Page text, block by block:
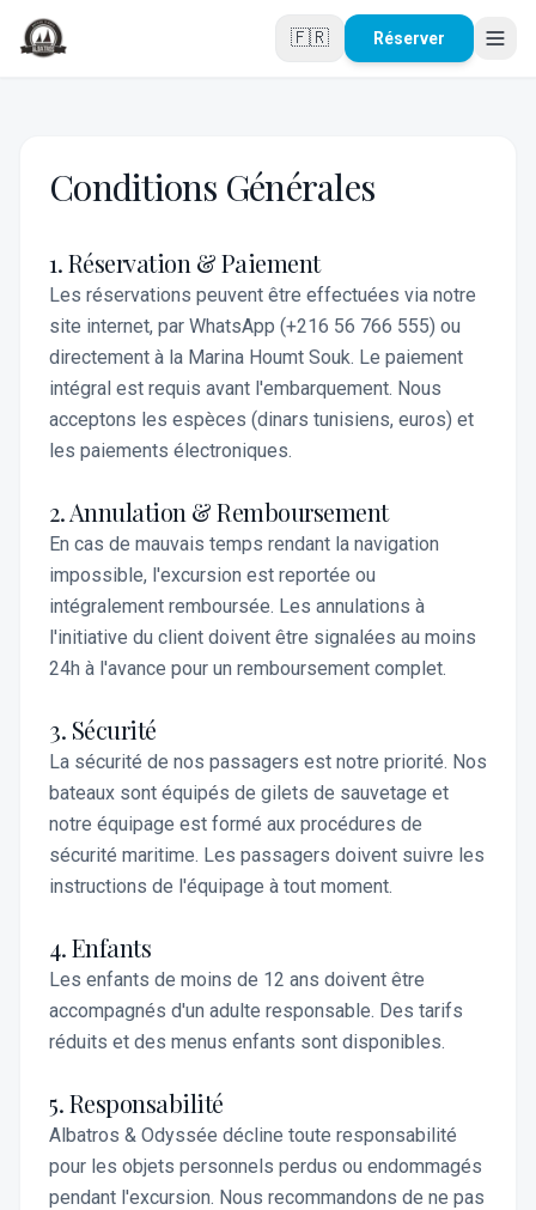
Aller au contenu principal
🇫🇷
Réserver
Conditions Générales
1. Réservation & Paiement
Les réservations peuvent être effectuées via notre
site internet, par WhatsApp (+216 56 766 555) ou
directement à la Marina Houmt Souk. Le paiement
intégral est requis avant l'embarquement. Nous
acceptons les espèces (dinars tunisiens, euros) et
les paiements électroniques.
2. Annulation & Remboursement
En cas de mauvais temps rendant la navigation
impossible, l'excursion est reportée ou
intégralement remboursée. Les annulations à
l'initiative du client doivent être signalées au moins
24h à l'avance pour un remboursement complet.
3. Sécurité
La sécurité de nos passagers est notre priorité. Nos
bateaux sont équipés de gilets de sauvetage et
notre équipage est formé aux procédures de
sécurité maritime. Les passagers doivent suivre les
instructions de l'équipage à tout moment.
4. Enfants
Les enfants de moins de 12 ans doivent être
accompagnés d'un adulte responsable. Des tarifs
réduits et des menus enfants sont disponibles.
5. Responsabilité
Albatros & Odyssée décline toute responsabilité
pour les objets personnels perdus ou endommagés
pendant l'excursion. Nous recommandons de ne pas